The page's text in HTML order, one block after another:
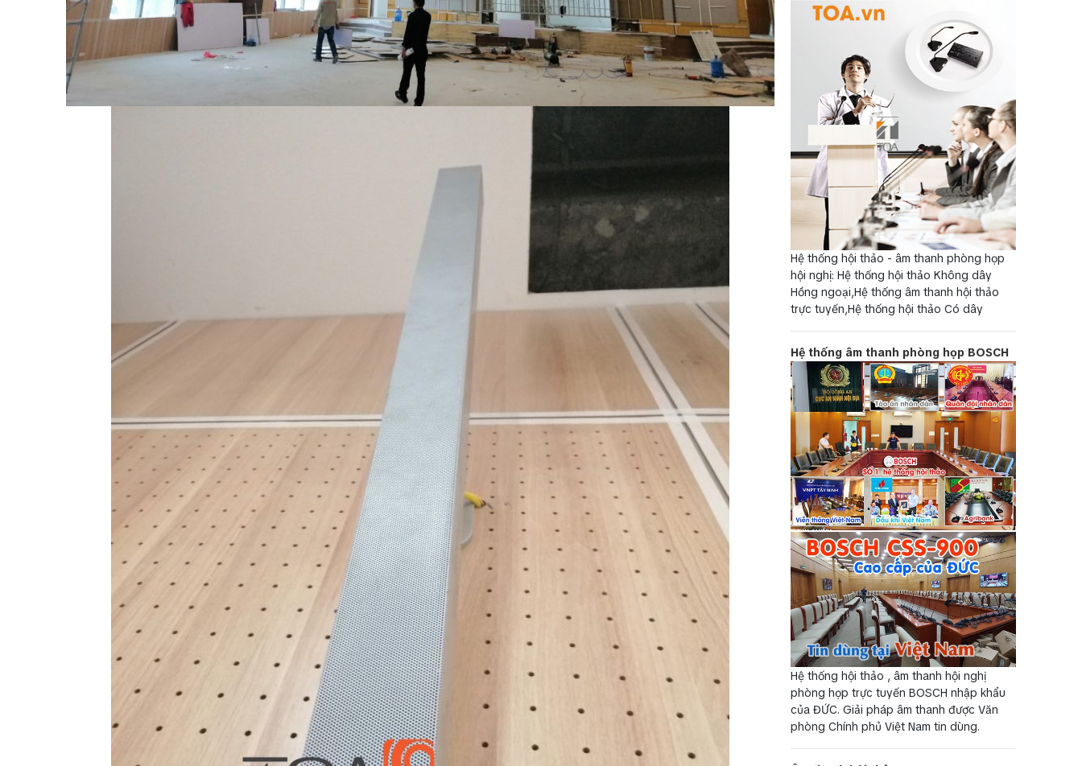
Hệ thống hội thảo - âm thanh phòng họp
hội nghị: Hệ thống hội thảo Không dây
Hồng ngoại,Hệ thống âm thanh hội thảo
trực tuyến,Hệ thống hội thảo Có dây
Hệ thống âm thanh phòng họp BOSCH
Hệ thống hội thảo , âm thanh hội nghị
phòng họp trực tuyến BOSCH nhập khẩu
của ĐỨC. Giải pháp âm thanh được Văn
phòng Chính phủ Việt Nam tin dùng.